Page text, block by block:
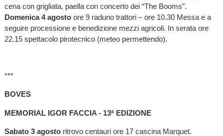
cena con grigliata, paella con concerto dei “The Booms”.
Domenica 4 agostoore 9 raduno trattori – ore 10.30 Messa e a
seguire processione e benedizione mezzi agricoli. In serata ore
22.15 spettacolo pirotecnico (meteo permettendo).
***
BOVES
MEMORIAL IGOR FACCIA - 13ª EDIZIONE
Sabato 3 agostoritrovo centauri ore 17 cascina Marquet.